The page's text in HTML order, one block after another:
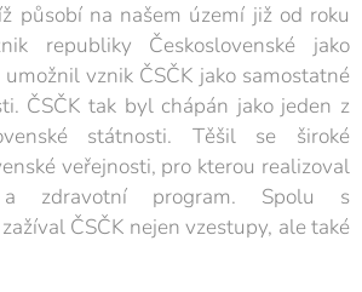
působí na našem území již od roku
republiky Československé jako
vznik ČSČK jako samostatné
ČSČK tak byl chápán jako jeden z
státnosti. Těšil se široké
veřejnosti, pro kterou realizoval
zdravotní program. Spolu s
ČSČK nejen vzestupy, ale také